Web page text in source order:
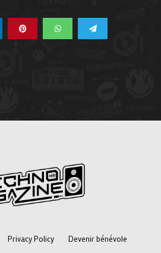
Privacy Policy Devenir bénévole